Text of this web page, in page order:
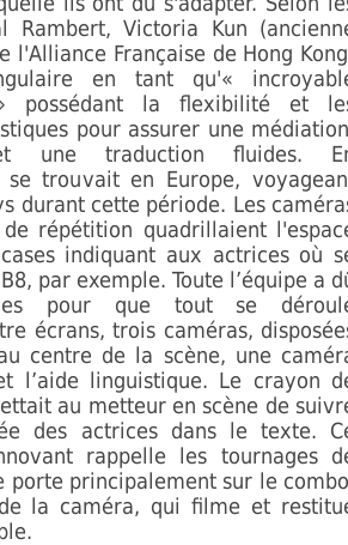
Rambert, Victoria Kun
l'Alliance Française de Hong
en tant qu'«
» possédant la flexibilité et
pour assurer une
une traduction fluides.
se trouvait en Europe,
durant cette période. Les
répétition quadrillaient
indiquant aux actrices où
par exemple. Toute l’équipe a
pour que tout se
écrans, trois caméras,
centre de la scène, une
l’aide linguistique. Le crayon
au metteur en scène de
des actrices dans le texte.
rappelle les tournages
porte principalement sur le
la caméra, qui filme et